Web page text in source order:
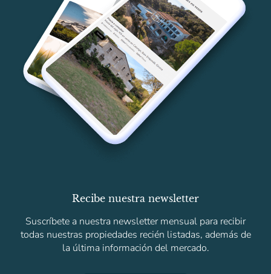
Recibe nuestra newsletter
Suscríbete a nuestra newsletter mensual para recibir
todas nuestras propiedades recién listadas, además de
la última información del mercado.